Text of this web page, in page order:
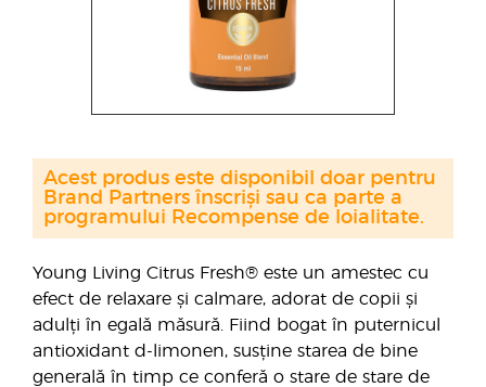
Young Living Citrus Fresh® este un amestec cu
efect de relaxare și calmare, adorat de copii și
adulți în egală măsură. Fiind bogat în puternicul
antioxidant d-limonen, susține starea de bine
generală în timp ce conferă o stare de stare de
Acest produs este disponibil doar pentru
Brand Partners înscriși sau ca parte a
programului Recompense de loialitate.